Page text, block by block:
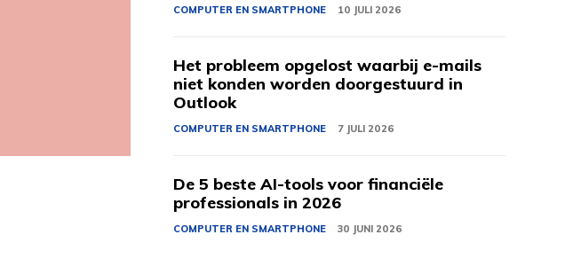
COMPUTER EN SMARTPHONE 10 JULI 2026
Het probleem opgelost waarbij e-mails
niet konden worden doorgestuurd in
Outlook
COMPUTER EN SMARTPHONE 7 JULI 2026
De 5 beste AI-tools voor financiële
professionals in 2026
COMPUTER EN SMARTPHONE 30 JUNI 2026